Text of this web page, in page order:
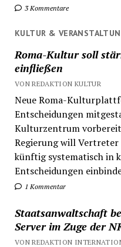
3 Kommentare
KULTUR &
Roma-Kultur soll
einfließen
VON REDAKTION KULTUR
Neue Roma-
Entscheidungen
Kulturzentrum
Regierung will Vertreter
künftig systematisch in
Entscheidungen
1 Kommentar
Staatsanwaltschaft
Server im Zuge der
VON REDAKTION